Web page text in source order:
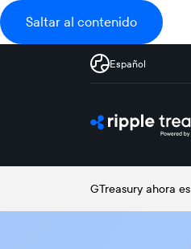
Saltar al contenido
Español
GTreasury ahora